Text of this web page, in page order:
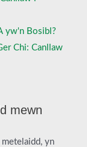
yw'n Bosibl?
Chi: Canllaw
mewn
yn